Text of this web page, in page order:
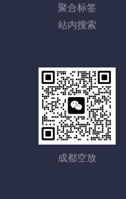
聚合标签
站内搜索
成都空放